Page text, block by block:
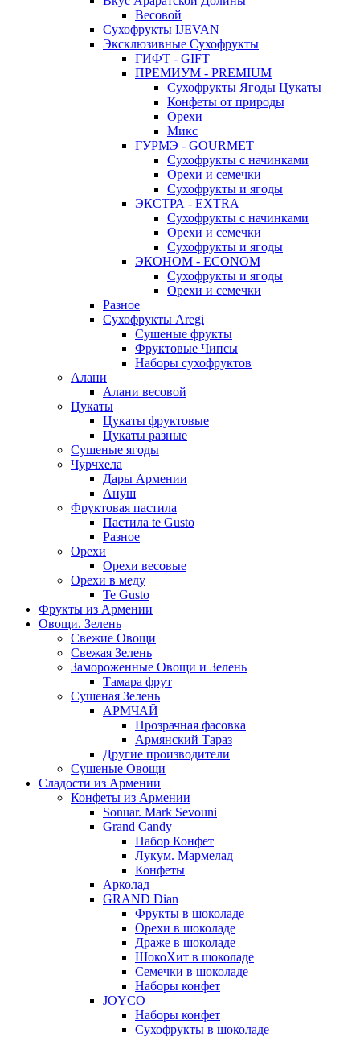
Весовой
Сухофрукты IJEVAN
Эксклюзивные Сухофрукты
ГИФТ - GIFT
ПРЕМИУМ - PREMIUM
Сухофрукты Ягоды Цукаты
Конфеты от природы
Орехи
Микс
ГУРМЭ - GOURMET
Сухофрукты с начинками
Орехи и семечки
Сухофрукты и ягоды
ЭКСТРА - EXTRA
Сухофрукты с начинками
Орехи и семечки
Сухофрукты и ягоды
ЭКОНОМ - ECONOM
Сухофрукты и ягоды
Орехи и семечки
Разное
Сухофрукты Aregi
Сушеные фрукты
Фруктовые Чипсы
Наборы сухофруктов
Алани
Алани весовой
Цукаты
Цукаты фруктовые
Цукаты разные
Сушеные ягоды
Чурчхела
Дары Армении
Ануш
Фруктовая пастила
Пастила te Gusto
Разное
Орехи
Орехи весовые
Орехи в меду
Te Gusto
Фрукты из Армении
Овощи. Зелень
Свежие Овощи
Свежая Зелень
Замороженные Овощи и Зелень
Тамара фрут
Сушеная Зелень
АРМЧАЙ
Прозрачная фасовка
Армянский Тараз
Другие производители
Сушеные Овощи
Сладости из Армении
Конфеты из Армении
Sonuar. Mark Sevouni
Grand Candy
Набор Конфет
Лукум. Мармелад
Конфеты
Арколад
GRAND Dian
Фрукты в шоколаде
Орехи в шоколаде
Драже в шоколаде
ШокоХит в шоколаде
Семечки в шоколаде
Наборы конфет
JOYCO
Наборы конфет
Сухофрукты в шоколаде